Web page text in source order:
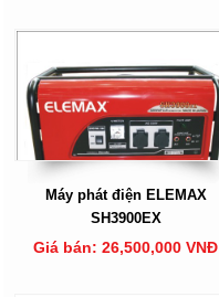
Máy phát điện ELEMAX
SH3900EX
Giá bán: 26,500,000 VNĐ